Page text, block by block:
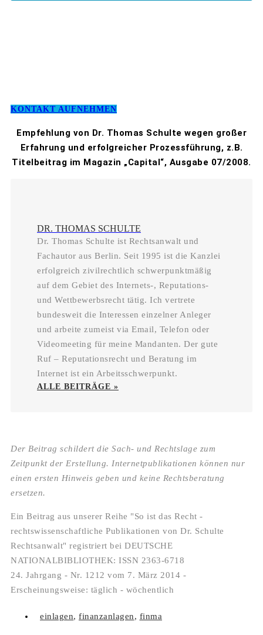
KONTAKT AUFNEHMEN
Empfehlung von Dr. Thomas Schulte wegen großer
Erfahrung und erfolgreicher Prozessführung, z.B.
Titelbeitrag im Magazin „Capital“, Ausgabe 07/2008.
DR. THOMAS SCHULTE
Dr. Thomas Schulte ist Rechtsanwalt und
Fachautor aus Berlin. Seit 1995 ist die Kanzlei
erfolgreich zivilrechtlich schwerpunktmäßig
auf dem Gebiet des Internets-, Reputations-
und Wettbewerbsrecht tätig. Ich vertrete
bundesweit die Interessen einzelner Anleger
und arbeite zumeist via Email, Telefon oder
Videomeeting für meine Mandanten. Der gute
Ruf – Reputationsrecht und Beratung im
Internet ist ein Arbeitsschwerpunkt.
ALLE BEITRÄGE »
Der Beitrag schildert die Sach- und Rechtslage zum
Zeitpunkt der Erstellung. Internetpublikationen können nur
einen ersten Hinweis geben und keine Rechtsberatung
ersetzen.
Ein Beitrag aus unserer Reihe "So ist das Recht -
rechtswissenschaftliche Publikationen von Dr. Schulte
Rechtsanwalt" registriert bei DEUTSCHE
NATIONALBIBLIOTHEK: ISSN 2363-6718
24. Jahrgang - Nr. 1212 vom 7. März 2014 -
Erscheinungsweise: täglich - wöchentlich
einlagen, finanzanlagen, finma